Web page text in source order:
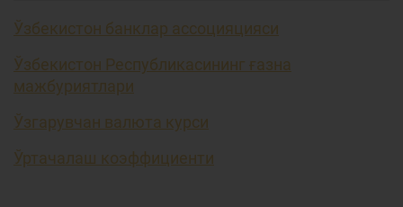
Ўзбекистон банклар ассоцияцияси
Ўзбекистон Республикасининг ғазна
мажбуриятлари
Ўзгарувчан валюта курси
Ўртачалаш коэффициенти